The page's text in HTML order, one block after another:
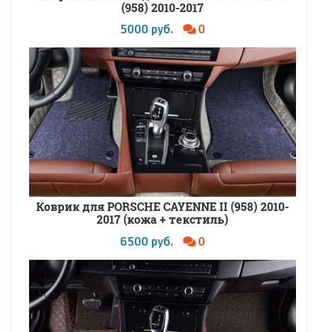
(958) 2010-2017
5000 руб. 0
Коврик для PORSCHE CAYENNE II (958) 2010-
2017 (кожа + текстиль)
6500 руб. 0